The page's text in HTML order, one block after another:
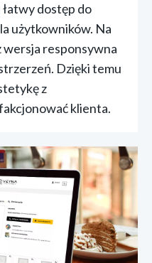
dostęp do
użytkowników. Na
wersja responsywna
Dzięki temu
z
klienta.